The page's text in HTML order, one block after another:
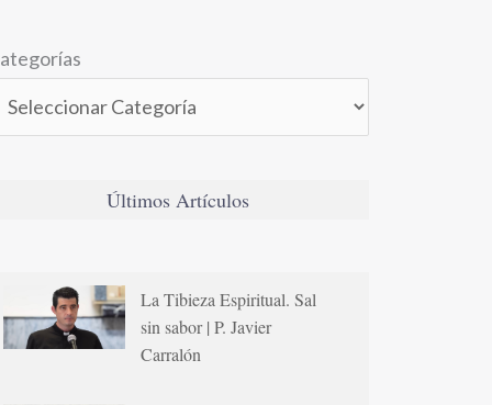
Últimos Artículos
La Tibieza Espiritual. Sal
sin sabor | P. Javier
Carralón